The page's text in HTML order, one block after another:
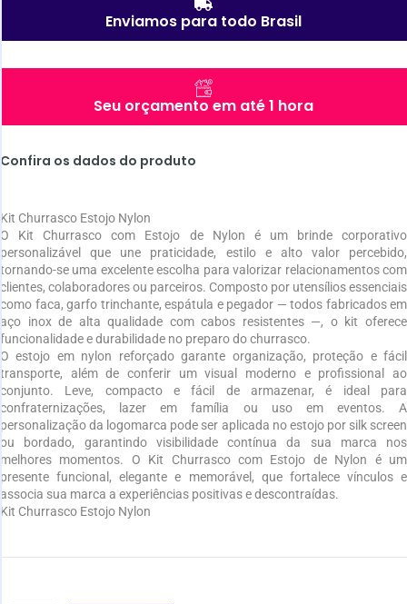
Enviamos para todo Brasil
Seu orçamento em até 1 hora
Confira os dados do produto
Kit Churrasco Estojo Nylon
O Kit Churrasco com Estojo de Nylon é um brinde corporativo
personalizável que une praticidade, estilo e alto valor percebido,
tornando-se uma excelente escolha para valorizar relacionamentos com
clientes, colaboradores ou parceiros. Composto por utensílios essenciais
como faca, garfo trinchante, espátula e pegador — todos fabricados em
aço inox de alta qualidade com cabos resistentes —, o kit oferece
funcionalidade e durabilidade no preparo do churrasco.
O estojo em nylon reforçado garante organização, proteção e fácil
transporte, além de conferir um visual moderno e profissional ao
conjunto. Leve, compacto e fácil de armazenar, é ideal para
confraternizações, lazer em família ou uso em eventos. A
personalização da logomarca pode ser aplicada no estojo por silk screen
ou bordado, garantindo visibilidade contínua da sua marca nos
melhores momentos. O Kit Churrasco com Estojo de Nylon é um
presente funcional, elegante e memorável, que fortalece vínculos e
associa sua marca a experiências positivas e descontraídas.
Kit Churrasco Estojo Nylon